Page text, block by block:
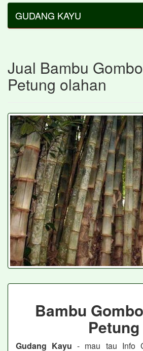
GUDANG KAYU
Jual Bambu
Petung olahan
Bambu
Petung
Gudang Kayu - mau tau Info